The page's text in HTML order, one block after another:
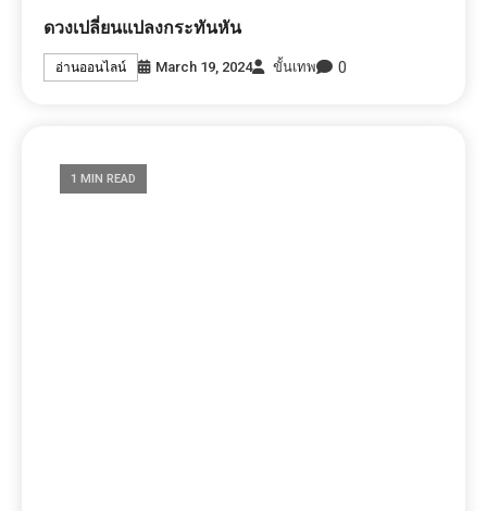
ดวงเปลี่ยนแปลงกระทันหัน
อ่านออนไลน์ March 19, 2024 ขั้นเทพ 0
1 MIN READ